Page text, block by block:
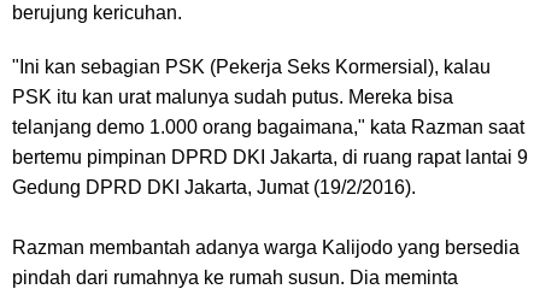
berujung kericuhan.
"Ini kan sebagian PSK (Pekerja Seks Kormersial), kalau
PSK itu kan urat malunya sudah putus. Mereka bisa
telanjang demo 1.000 orang bagaimana," kata Razman saat
bertemu pimpinan DPRD DKI Jakarta, di ruang rapat lantai 9
Gedung DPRD DKI Jakarta, Jumat (19/2/2016).
Razman membantah adanya warga Kalijodo yang bersedia
pindah dari rumahnya ke rumah susun. Dia meminta